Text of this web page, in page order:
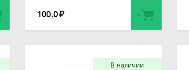
100.0₽
В наличии